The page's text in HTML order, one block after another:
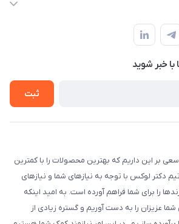
خبر شوید
ثبت
بر این داریم که بهترین محصولات را با کمترین
دکتر لوکس با توجه به نیازهای شما و نیازهای
را برای شما فراهم آورده است. به امید اینکه
عزیزان را به دست آوریم و گستره زیادی از